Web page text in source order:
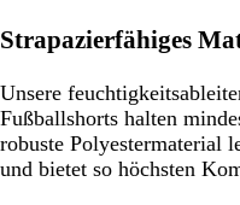
Strapazierfähiges
Unsere
Fußballshorts halten
robuste Polyestermaterial
und bietet so höchsten